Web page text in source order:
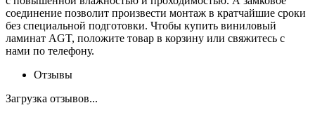
соединение позволит произвести монтаж в кратчайшие сроки
без специальной подготовки. Чтобы купить виниловый
ламинат AGT, положите товар в корзину или свяжитесь с
нами по телефону.
Отзывы
Загрузка отзывов...